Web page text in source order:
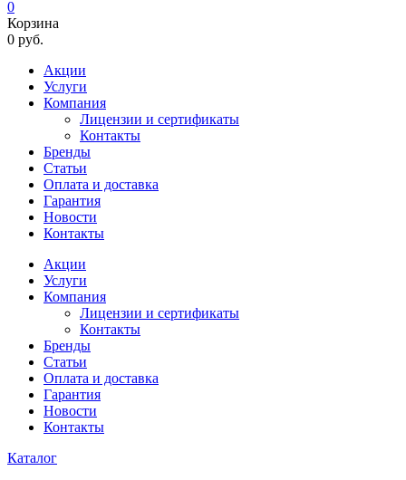
0
Корзина
0 руб.
Акции
Услуги
Компания
Лицензии и сертификаты
Контакты
Бренды
Статьи
Оплата и доставка
Гарантия
Новости
Контакты
Акции
Услуги
Компания
Лицензии и сертификаты
Контакты
Бренды
Статьи
Оплата и доставка
Гарантия
Новости
Контакты
Каталог